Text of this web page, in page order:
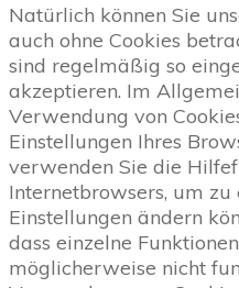
Natürlich können Sie
auch ohne Cookies
sind regelmäßig so
akzeptieren. Im
Verwendung von
Einstellungen Ihres
verwenden Sie die
Internetbrowsers, um
Einstellungen ändern
dass einzelne
möglicherweise nicht